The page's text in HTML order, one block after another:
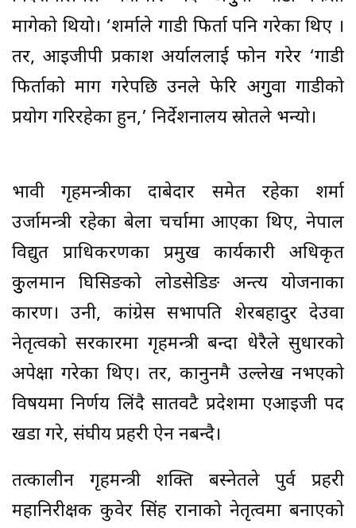
मागेको थियो। ‘शर्माले गाडी फिर्ता पनि गरेका थिए ।
तर, आइजीपी प्रकाश अर्याललाई फोन गरेर ‘गाडी
फिर्ताको माग गरेपछि उनले फेरि अगुुवा गाडीको
प्रयोग गरिरहेका हुन,’ निर्देशनालय स्रोतले भन्यो।
भावी गृहमन्त्रीका दाबेदार समेत रहेका शर्मा
उर्जामन्त्री रहेका बेला चर्चामा आएका थिए, नेपाल
विद्युत प्राधिकरणका प्रमुख कार्यकारी अधिकृत
कुुलमान घिसिङको लोडसेडिङ अन्त्य योजनाका
कारण। उनी, कांग्रेस सभापति शेरबहादुर देउवा
नेतृत्वको सरकारमा गृहमन्त्री बन्दा धेरैले सुधारको
अपेक्षा गरेका थिए। तर, कानुनमै उल्लेख नभएको
विषयमा निर्णय लिंदै सातवटै प्रदेशमा एआइजी पद
खडा गरे, संघीय प्रहरी ऐन नबन्दै।
तत्कालीन गृहमन्त्री शक्ति बस्नेतले पुर्व प्रहरी
महानिरीक्षक कुवेर सिंह रानाको नेतृत्वमा बनाएको